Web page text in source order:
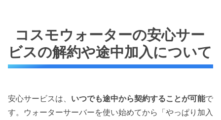
コスモウォーターの安心サー
ビスの解約や途中加入について
安心サービスは、 いつでも途中から契約することが可能で
す。ウォーターサーバーを使い始めてから「やっぱり加入